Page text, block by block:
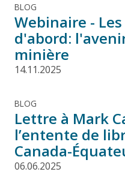
BLOG
Webinaire -
d'abord:
minière
14.11.2025
BLOG
Lettre à Mark
l’entente de
Canada-
06.06.2025